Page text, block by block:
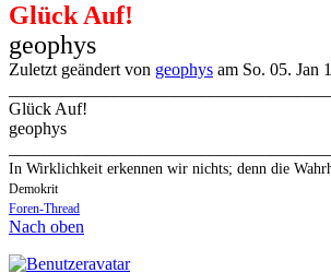
Glück Auf!
geophys
Zuletzt geändert von geophys am So. 05. Jan
Glück Auf!
geophys
In Wirklichkeit erkennen wir nichts; denn die
Demokrit
Foren-Thread
Nach oben